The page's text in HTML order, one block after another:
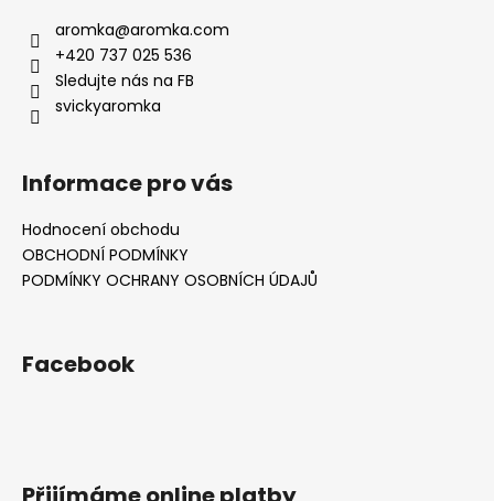
aromka@aromka.com
+420 737 025 536
Sledujte nás na FB
svickyaromka
Informace pro vás
Hodnocení obchodu
OBCHODNÍ PODMÍNKY
PODMÍNKY OCHRANY OSOBNÍCH ÚDAJŮ
Facebook